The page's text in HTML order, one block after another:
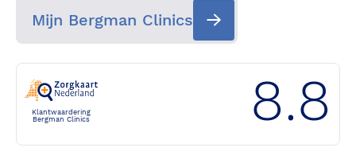
Mijn Bergman Clinics
Klantwaardering
Bergman Clinics
8.8